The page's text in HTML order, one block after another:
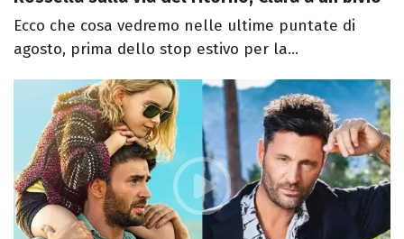
Ecco che cosa vedremo nelle ultime puntate di
agosto, prima dello stop estivo per la...